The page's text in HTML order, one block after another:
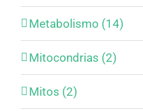
Metabolismo (14)
Mitocondrias (2)
Mitos (2)